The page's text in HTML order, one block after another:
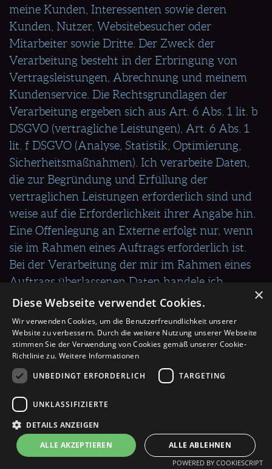
meine Kunden, Interessenten sowie deren
Kunden, Nutzer, Websitebesucher oder
Mitarbeiter sowie Dritte. Der Zweck der
Verarbeitung besteht in der Erbringung von
Vertragsleistungen, Abrechnung und meinem
Kundenservice. Die Rechtsgrundlagen der
Verarbeitung ergeben sich aus Art. 6 Abs. 1 lit. b
DSGVO (vertragliche Leistungen), Art. 6 Abs. 1
lit. f DSGVO (Analyse, Statistik, Optimierung,
Sicherheitsmaßnahmen). Ich verarbeite Daten,
die zur Begründung und Erfüllung der
vertraglichen Leistungen erforderlich sind und
weise auf die Erforderlichkeit ihrer Angabe hin.
Eine Offenlegung an Externe erfolgt nur, wenn
sie im Rahmen eines Auftrags erforderlich ist.
Bei der Verarbeitung der mir im Rahmen eines
Auftrags überlassenen Daten handele ich
entsprechend den Weisungen der Auftraggeber
sowie der gesetzlichen Vorgaben einer
Auftragsverarbeitung gem. Art. 28 DSGVO und
verarbeite die Daten zu keinen anderen, als den
auftragsgemäßen Zwecken.
Ich lösche die Daten nach Ablauf gesetzlicher
Gewährleistungs- und vergleichbarer Pflichten.
Die Erforderlichkeit der Aufbewahrung der
Daten wird alle drei Jahre überprüft; im Fall der
gesetzlichen Archivierungspflichten erfolgt die
×
Diese Webseite verwendet Cookies.
Wir verwenden Cookies, um die Benutzerfreundlichkeit unserer
Website zu verbessern. Durch die weitere Nutzung unserer Webseite
stimmen Sie der Verwendung von Cookies gemäß unserer Cookie-
Richtlinie zu. Weitere Informationen
UNBEDINGT ERFORDERLICH
TARGETING
UNKLASSIFIZIERTE
DETAILS ANZEIGEN
ALLE AKZEPTIEREN
ALLE ABLEHNEN
POWERED BY COOKIESCRIPT